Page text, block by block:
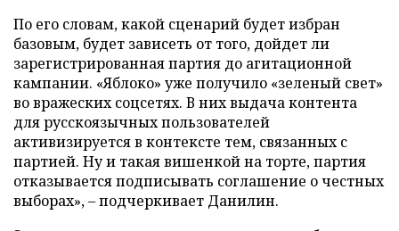
По его словам, какой сценарий будет избран
базовым, будет зависеть от того, дойдет ли
зарегистрированная партия до агитационной
кампании. «Яблоко» уже получило «зеленый свет»
во вражеских соцсетях. В них выдача контента
для русскоязычных пользователей
активизируется в контексте тем, связанных с
партией. Ну и такая вишенкой на торте, партия
отказывается подписывать соглашение о честных
выборах», – подчеркивает Данилин.